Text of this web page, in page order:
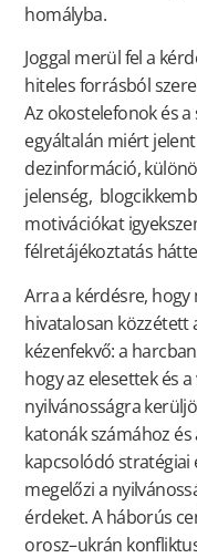
homályba.
Joggal merül fel a
hiteles forrásból
Az okostelefonok és
egyáltalán miért
dezinformáció,
jelenség,
motivációkat
félretájékoztatás
Arra a kérdésre,
hivatalosan közzétett
kézenfekvő: a
hogy az elesettek és
nyilvánosságra
katonák számához
kapcsolódó stratégiai
megelőzi a
érdeket. A háborús
orosz–ukrán